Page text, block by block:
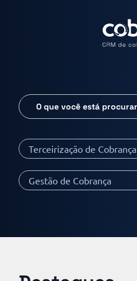
Terceirização de Cobrança
Gestão de Cobrança